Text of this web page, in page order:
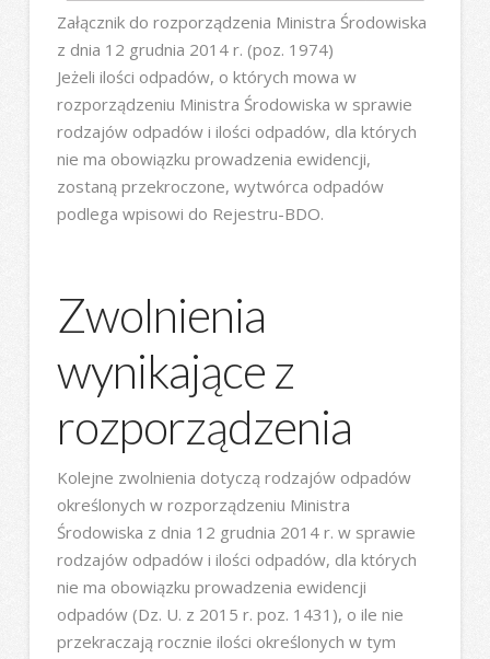
Załącznik do rozporządzenia Ministra Środowiska
z dnia 12 grudnia 2014 r. (poz. 1974)
Jeżeli ilości odpadów, o których mowa w
rozporządzeniu Ministra Środowiska w sprawie
rodzajów odpadów i ilości odpadów, dla których
nie ma obowiązku prowadzenia ewidencji,
zostaną przekroczone, wytwórca odpadów
podlega wpisowi do Rejestru-BDO.
Zwolnienia
wynikające z
rozporządzenia
Kolejne zwolnienia dotyczą rodzajów odpadów
określonych w rozporządzeniu Ministra
Środowiska z dnia 12 grudnia 2014 r. w sprawie
rodzajów odpadów i ilości odpadów, dla których
nie ma obowiązku prowadzenia ewidencji
odpadów (Dz. U. z 2015 r. poz. 1431), o ile nie
przekraczają rocznie ilości określonych w tym